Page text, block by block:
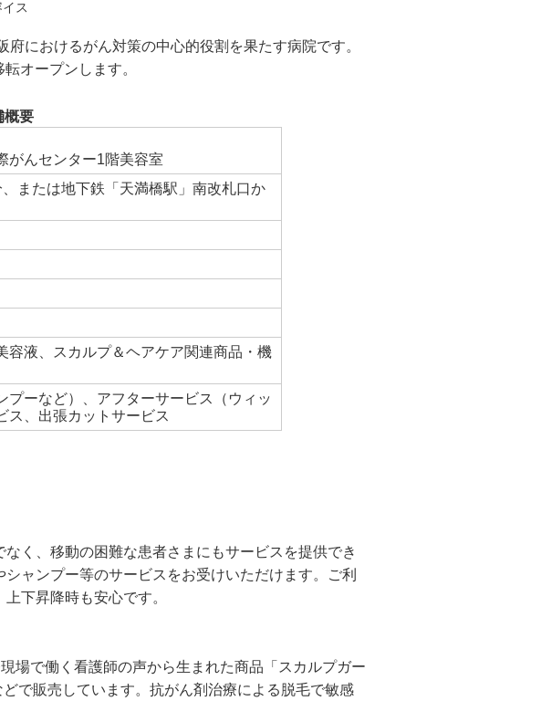
ス
におけるがん対策の中心的役割を果たす病院です。
オープンします。
概要
んセンター1階美容室
または地下鉄「天満橋駅」南改札口か
容液、スカルプ＆ヘアケア関連商品・機
ーなど）、アフターサービス（ウィッ
ス、出張カットサービス
く、移動の困難な患者さまにもサービスを提供でき
ャンプー等のサービスをお受けいただけます。ご利
下昇降時も安心です。
場で働く看護師の声から生まれた商品「スカルプガー
で販売しています。抗がん剤治療による脱毛で敏感